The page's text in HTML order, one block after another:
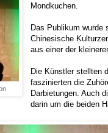
Mondkuchen.
Das Publikum wurde
Chinesische
aus einer der
Die Künstler stellten
faszinierten die
Darbietungen. Auch
darin um die beiden